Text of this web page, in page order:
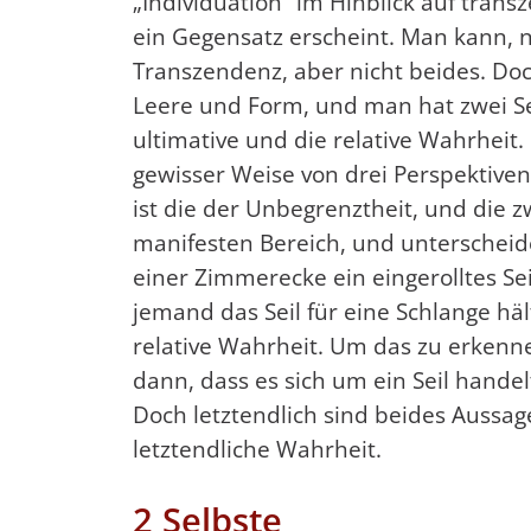
ein Gegensatz erscheint. Man kann,
Transzendenz, aber nicht beides.
Leere und Form, und man hat zwei
ultimative und die relative
gewisser Weise von drei
ist die der Unbegrenztheit, und die
manifesten Bereich, und
einer Zimmerecke ein eingerolltes
jemand das Seil für eine Schlange
relative Wahrheit. Um das zu
dann, dass es sich um ein Seil
Doch letztendlich sind beides
letztendliche Wahrheit.
2 Selbste